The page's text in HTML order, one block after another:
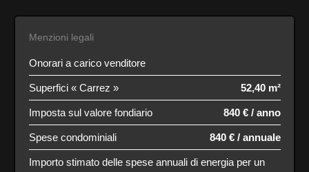
Menzioni legali
Onorari a carico venditore
Superfici « Carrez » 52,40 m²
Imposta sul valore fondiario 840 € / anno
Spese condominiali 840 € / annuale
Importo stimato delle spese annuali di energia per un